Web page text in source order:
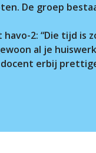
De groep
havo-2: “Die tijd is
al je
erbij